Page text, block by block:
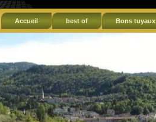
Accueil best of Bons tuyaux